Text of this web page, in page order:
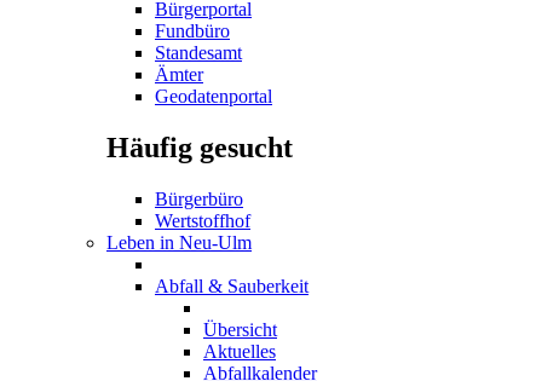
Bürgerportal
Fundbüro
Standesamt
Ämter
Geodatenportal
Häufig gesucht
Bürgerbüro
Wertstoffhof
Leben in Neu-Ulm
Abfall & Sauberkeit
Übersicht
Aktuelles
Abfallkalender